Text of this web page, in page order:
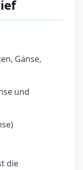
Gänse,
und
die